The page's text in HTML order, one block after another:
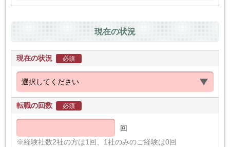
現在の状況
現在の状況 必須
転職の回数 必須
回
※経験社数2社の方は1回、1社のみのご経験は0回